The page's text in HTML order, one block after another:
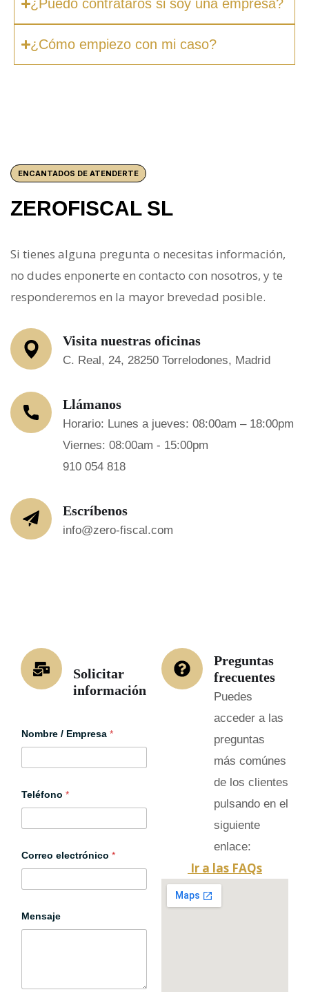
¿Puedo contrataros si soy una empresa?
¿Cómo empiezo con mi caso?
ENCANTADOS DE ATENDERTE
ZEROFISCAL SL
Si tienes alguna pregunta o necesitas información,
no dudes enponerte en contacto con nosotros, y te
responderemos en la mayor brevedad posible.
Visita nuestras oficinas
C. Real, 24, 28250 Torrelodones, Madrid
Llámanos
Horario: Lunes a jueves: 08:00am – 18:00pm
Viernes: 08:00am - 15:00pm
910 054 818
Escríbenos
info@zero-fiscal.com
Solicitar
información
Nombre / Empresa *
Teléfono *
e
n
a
e
/
a
Correo electrónico *
Mensaje
Preguntas
frecuentes
Puedes
acceder a las
preguntas
más comúnes
de los clientes
pulsando en el
siguiente
enlace:
Ir a las FAQs